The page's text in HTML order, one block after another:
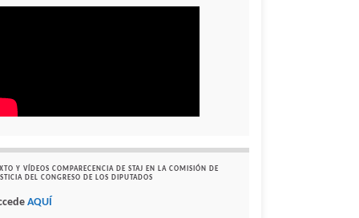
Y VÍDEOS COMPARECENCIA DE STAJ EN LA COMISIÓN DE
DEL CONGRESO DE LOS DIPUTADOS
AQUÍ